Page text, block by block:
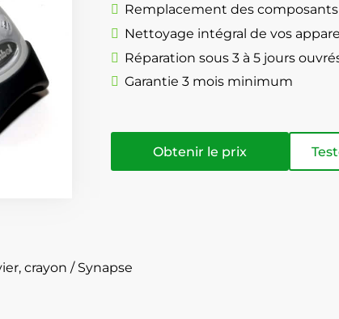
Remplacement des
Nettoyage intégral de vos
Réparation sous 3 à 5 jours
Garantie 3 mois minimum
Obtenir le prix
crayon / Synapse